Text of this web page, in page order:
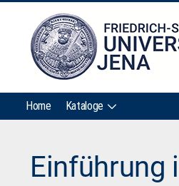
Home Kataloge
Einführung